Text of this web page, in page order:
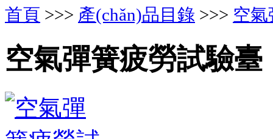
首頁 >>> 產(chǎn)品目錄 >>> 空
空氣彈簧疲勞試驗臺